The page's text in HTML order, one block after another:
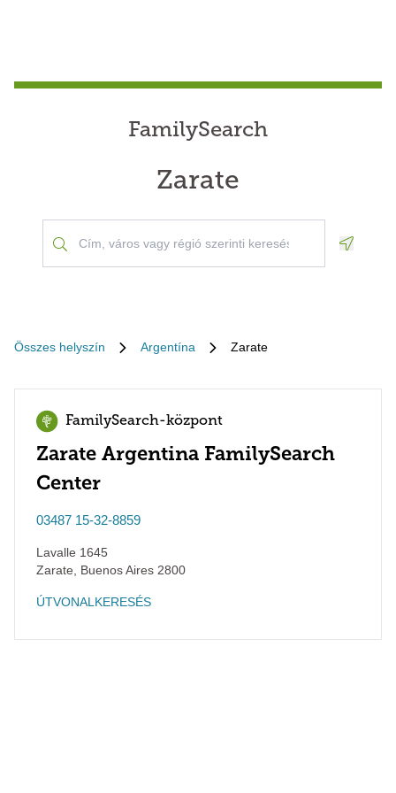
FamilySearch
Zarate
Összes helyszín Argentína Zarate
FamilySearch-központ
Zarate Argentina FamilySearch
Center
03487 15-32-8859
Lavalle 1645
Zarate
Buenos Aires 2800
ÚTVONALKERESÉS